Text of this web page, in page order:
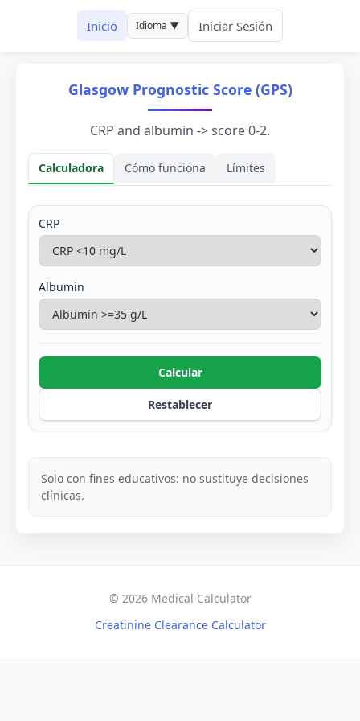
Inicio Idioma ▼ Iniciar Sesión
Glasgow Prognostic Score (GPS)
CRP and albumin -> score 0-2.
Calculadora Cómo funciona Límites
CRP
Albumin
Calcular
Restablecer
Solo con fines educativos: no sustituye decisiones
clínicas.
© 2026 Medical Calculator
Creatinine Clearance Calculator